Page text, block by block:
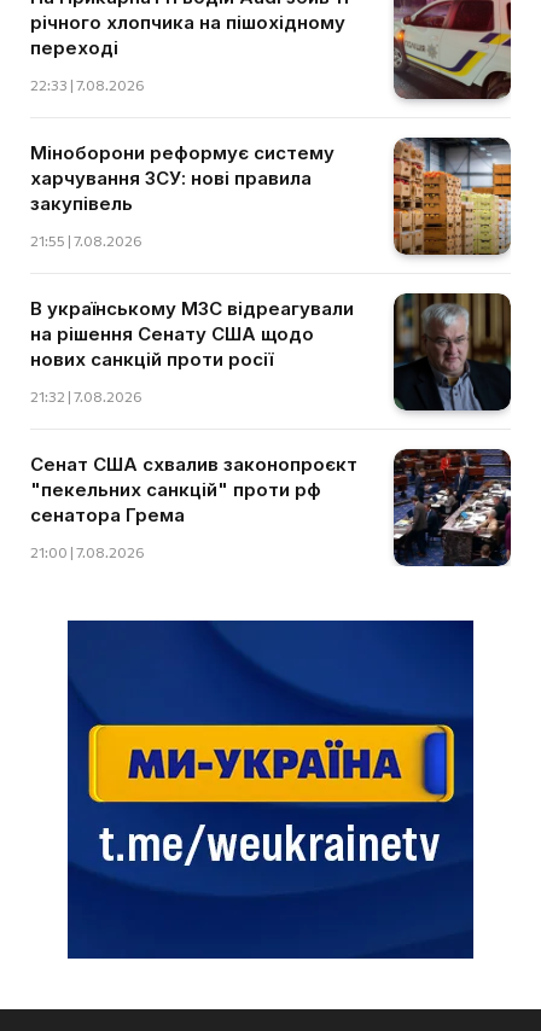
річного хлопчика на пішохідному
переході
22:33 | 7.08.2026
Міноборони реформує систему
харчування ЗСУ: нові правила
закупівель
21:55 | 7.08.2026
В українському МЗС відреагували
на рішення Сенату США щодо
нових санкцій проти росії
21:32 | 7.08.2026
Сенат США схвалив законопроєкт
"пекельних санкцій" проти рф
сенатора Грема
21:00 | 7.08.2026